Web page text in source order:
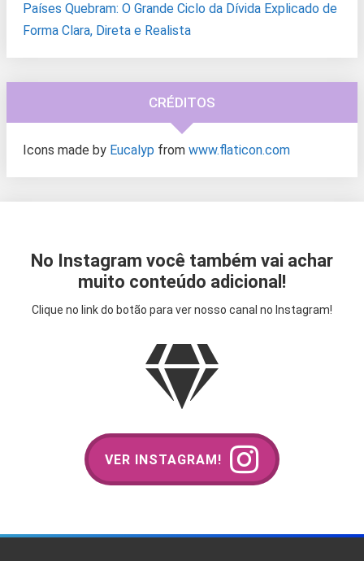
Países Quebram: O Grande Ciclo da Dívida Explicado de
Forma Clara, Direta e Realista
CRÉDITOS
Icons made by Eucalyp from www.flaticon.com
No Instagram você também vai achar
muito conteúdo adicional!
Clique no link do botão para ver nosso canal no Instagram!
VER INSTAGRAM!